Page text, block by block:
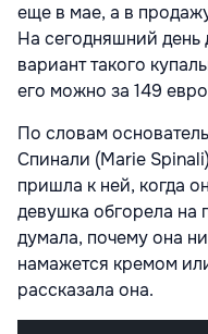
еще в мае, а в
На сегодняшний день
вариант такого
его можно за 149
По словам
Спинали (Marie
пришла к ней, когда
девушка обгорела на
думала, почему она
намажется кремом
рассказала она.